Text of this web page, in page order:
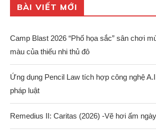
BÀI VIẾT MỚI
Camp Blast 2026 “Phố họa sắc” sân chơi
màu của thiếu nhi thủ đô
Ứng dụng Pencil Law tích hợp công nghệ
pháp luật
Remedius II: Caritas (2026) -Vẽ hơi ấm